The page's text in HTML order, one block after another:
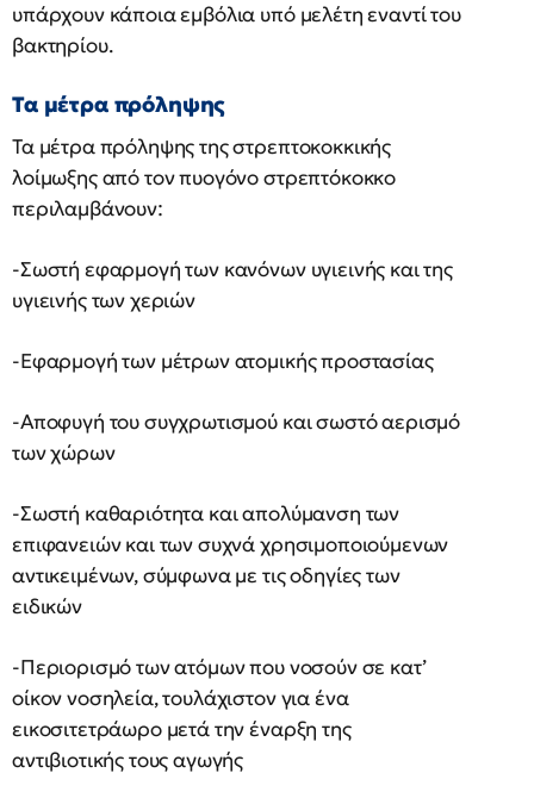
υπάρχουν κάποια εμβόλια υπό μελέτη εναντί του
βακτηρίου.
Τα μέτρα πρόληψης
Τα μέτρα πρόληψης της στρεπτοκοκκικής
λοίμωξης από τον πυογόνο στρεπτόκοκκο
περιλαμβάνουν:
-Σωστή εφαρμογή των κανόνων υγιεινής και της
υγιεινής των χεριών
-Εφαρμογή των μέτρων ατομικής προστασίας
-Αποφυγή του συγχρωτισμού και σωστό αερισμό
των χώρων
-Σωστή καθαριότητα και απολύμανση των
επιφανειών και των συχνά χρησιμοποιούμενων
αντικειμένων, σύμφωνα με τις οδηγίες των
ειδικών
-Περιορισμό των ατόμων που νοσούν σε κατ’
οίκον νοσηλεία, τουλάχιστον για ένα
εικοσιτετράωρο μετά την έναρξη της
αντιβιοτικής τους αγωγής